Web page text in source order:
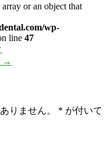
or an object that
wp-
line 47
→
りません。 * が付いて